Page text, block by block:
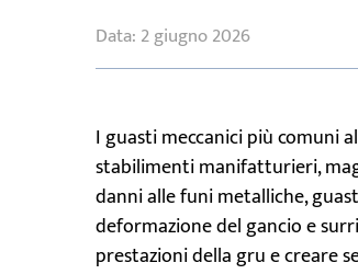
Data: 2 giugno 2026
I guasti meccanici più comuni
stabilimenti manifatturieri,
danni alle funi metalliche,
deformazione del gancio e
prestazioni della gru e creare